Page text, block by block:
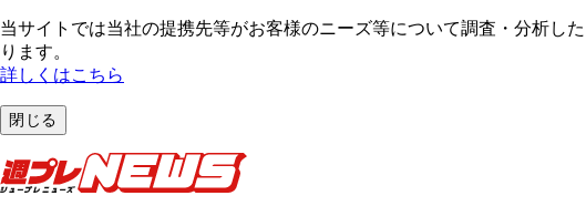
当サイトでは当社の提携先等がお客様のニーズ等について調査・分析し
ります。
詳しくはこちら
閉じる